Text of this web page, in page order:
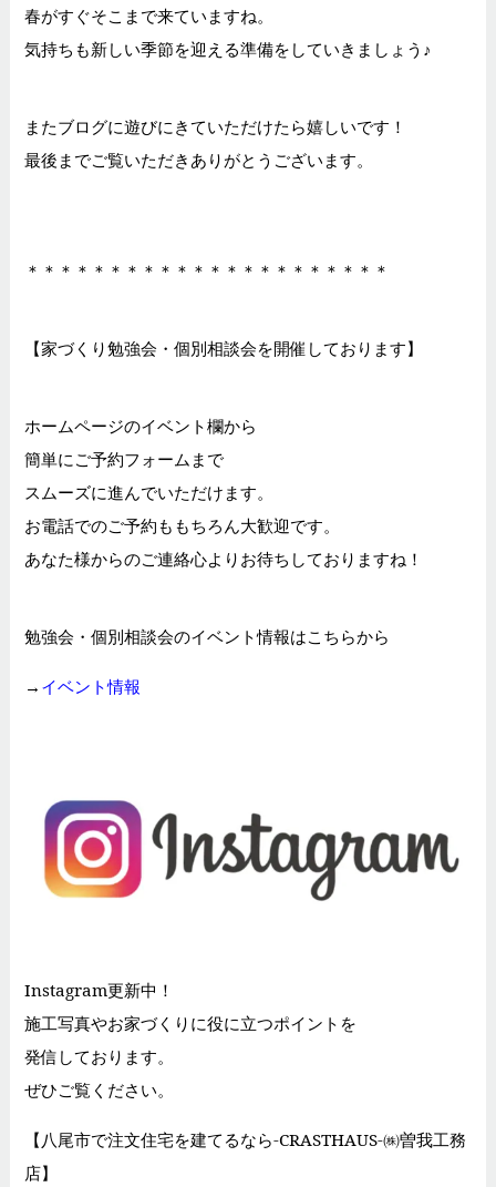
春がすぐそこまで来ていますね。
気持ちも新しい季節を迎える準備をしていきましょう♪
またブログに遊びにきていただけたら嬉しいです！
最後までご覧いただきありがとうございます。
＊＊＊＊＊＊＊＊＊＊＊＊＊＊＊＊＊＊＊＊＊＊
【家づくり勉強会・個別相談会を開催しております】
ホームページのイベント欄から
簡単にご予約フォームまで
スムーズに進んでいただけます。
お電話でのご予約ももちろん大歓迎です。
あなた様からのご連絡心よりお待ちしておりますね！
勉強会・個別相談会のイベント情報はこちらから
→ イベント情報
Instagram更新中！
施工写真やお家づくりに役に立つポイントを
発信しております。
ぜひご覧ください。
【八尾市で注文住宅を建てるなら-CRASTHAUS-㈱曽我工務
店】